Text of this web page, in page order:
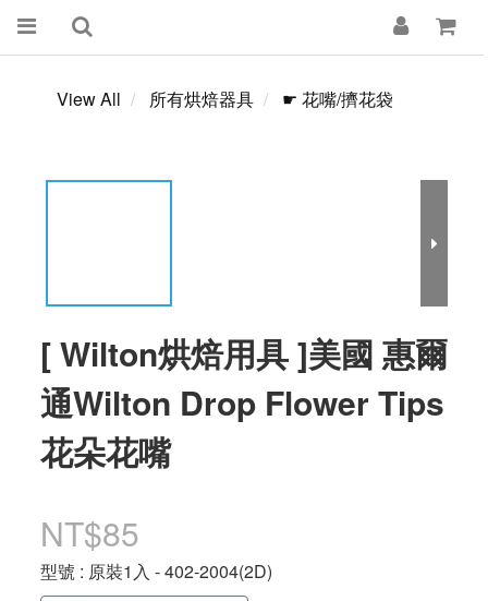
View All 所有烘焙器具 ☛ 花嘴/擠花袋
[ Wilton烘焙用具 ]美國 惠爾
通Wilton Drop Flower Tips
花朵花嘴
NT$85
型號 : 原裝1入 - 402-2004(2D)